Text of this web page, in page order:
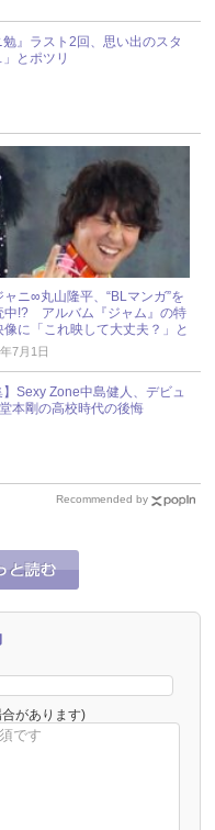
』ラスト2回、思い出のスタ
とポツリ
ャニ∞丸山隆平、“BLマンガ”を
中!? アルバム『ジャム』の特
像に「これ映して大丈夫？」と
ン困惑
7月1日
】Sexy Zone中島健人、デビュ
本剛の高校時代の後悔
Recommended by
があります)